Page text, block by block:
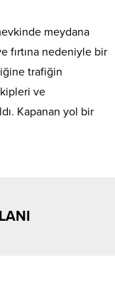
meydana
fırtına nedeniyle bir
trafiğin
ve
Kapanan yol bir